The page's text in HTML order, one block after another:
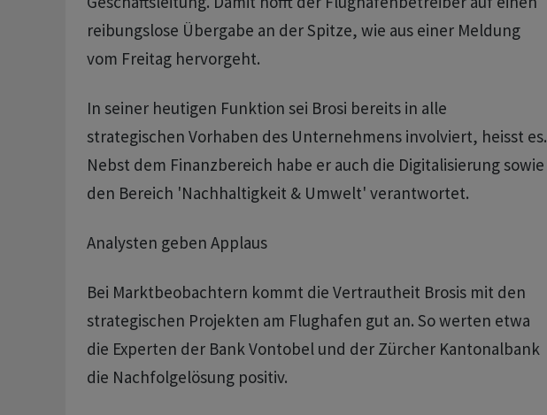
reibungslose Übergabe an der Spitze, wie aus einer Meldung
vom Freitag hervorgeht.
In seiner heutigen Funktion sei Brosi bereits in alle
strategischen Vorhaben des Unternehmens involviert, heisst es.
Nebst dem Finanzbereich habe er auch die Digitalisierung sowie
den Bereich 'Nachhaltigkeit & Umwelt' verantwortet.
Analysten geben Applaus
Bei Marktbeobachtern kommt die Vertrautheit Brosis mit den
strategischen Projekten am Flughafen gut an. So werten etwa
die Experten der Bank Vontobel und der Zürcher Kantonalbank
die Nachfolgelösung positiv.